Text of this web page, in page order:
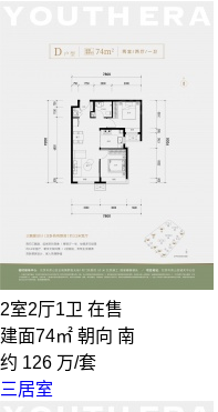
2室2厅1卫 在售
建面74㎡ 朝向 南
约 126 万/套
三居室